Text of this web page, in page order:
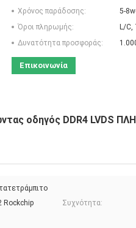
Χρόνος παράδοσης:
5-
Όροι πληρωμής:
L/C,
Δυνατότητα προσφοράς:
Επικοινωνία
οδηγός DDR4 LVDS
Rockchip
Συχνότητα: